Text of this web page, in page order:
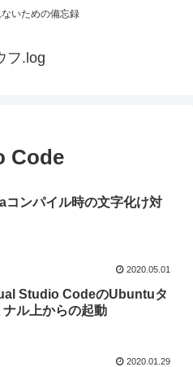
いための備忘録
フ.log
Code
コンパイル時の文字化け対
2020.05.01
Studio CodeのUbuntuタ
ナル上からの起動
2020.01.29